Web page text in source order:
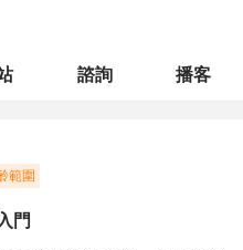
諮詢 播客
範圍
門